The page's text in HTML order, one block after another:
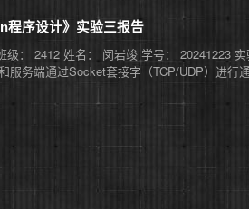
程序设计》实验三报告
： 2412 姓名： 闵岩竣 学号： 20241223
服务端通过Socket套接字（TCP/UDP）进行